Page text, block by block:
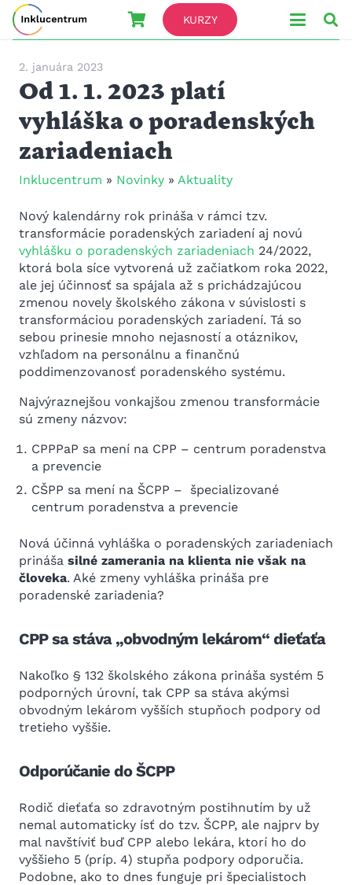
KURZY
2. januára 2023
Od 1. 1. 2023 platí
vyhláška o poradenských
zariadeniach
Inklucentrum » Novinky » Aktuality
Nový kalendárny rok prináša v rámci tzv.
transformácie poradenských zariadení aj novú
vyhlášku o poradenských zariadeniach 24/2022,
ktorá bola síce vytvorená už začiatkom roka 2022,
ale jej účinnosť sa spájala až s prichádzajúcou
zmenou novely školského zákona v súvislosti s
transformáciou poradenských zariadení. Tá so
sebou prinesie mnoho nejasností a otáznikov,
vzhľadom na personálnu a finančnú
poddimenzovanosť poradenského systému.
Najvýraznejšou vonkajšou zmenou transformácie
sú zmeny názvov:
CPPPaP sa mení na CPP – centrum poradenstva
a prevencie
CŠPP sa mení na ŠCPP – špecializované
centrum poradenstva a prevencie
Nová účinná vyhláška o poradenských zariadeniach
prináša silné zamerania na klienta nie však na
človeka. Aké zmeny vyhláška prináša pre
poradenské zariadenia?
CPP sa stáva „obvodným lekárom“ dieťaťa
Nakoľko § 132 školského zákona prináša systém 5
podporných úrovní, tak CPP sa stáva akýmsi
obvodným lekárom vyšších stupňoch podpory od
tretieho vyššie.
Odporúčanie do ŠCPP
Rodič dieťaťa so zdravotným postihnutím by už
nemal automaticky ísť do tzv. ŠCPP, ale najprv by
mal navštíviť buď CPP alebo lekára, ktorí ho do
vyššieho 5 (príp. 4) stupňa podpory odporučia.
Podobne, ako to dnes funguje pri špecialistoch